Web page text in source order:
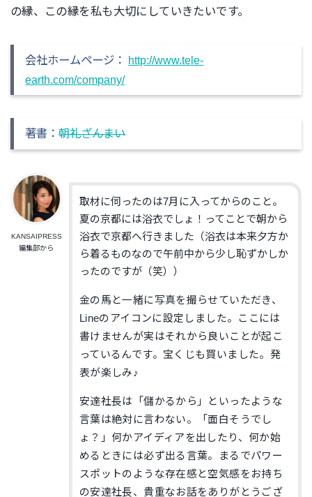
の縁、この縁を私も大切にしていきたいです。
会社ホームページ：
http://www.tele-
earth.com/company/
著書：朝礼ざんまい
KANSAIPRESS
編集部から
取材に伺ったのは7月に入ってからのこと。
夏の京都には浴衣でしょ！ってことで朝から
浴衣で京都へ行きました（浴衣は本来夕方か
ら着るものなので午前中から少し恥ずかしか
ったのですが（笑））
金の馬と一緒に写真を撮らせていただき、
Lineのアイコンに設定しました。ここには
書けませんが実はそれから良いことが起こ
っているんです。宝くじも買いました。発
表が楽しみ♪
安達社長は「儲かるから」といったような
言葉は絶対に言わない。「面白そうでし
ょ？」何かアイディアを出したり、何か始
めるときには必ず出る言葉。まるでパワー
スポットのような存在感と空気感をお持ち
の安達社長、貴重なお話をありがとうござ